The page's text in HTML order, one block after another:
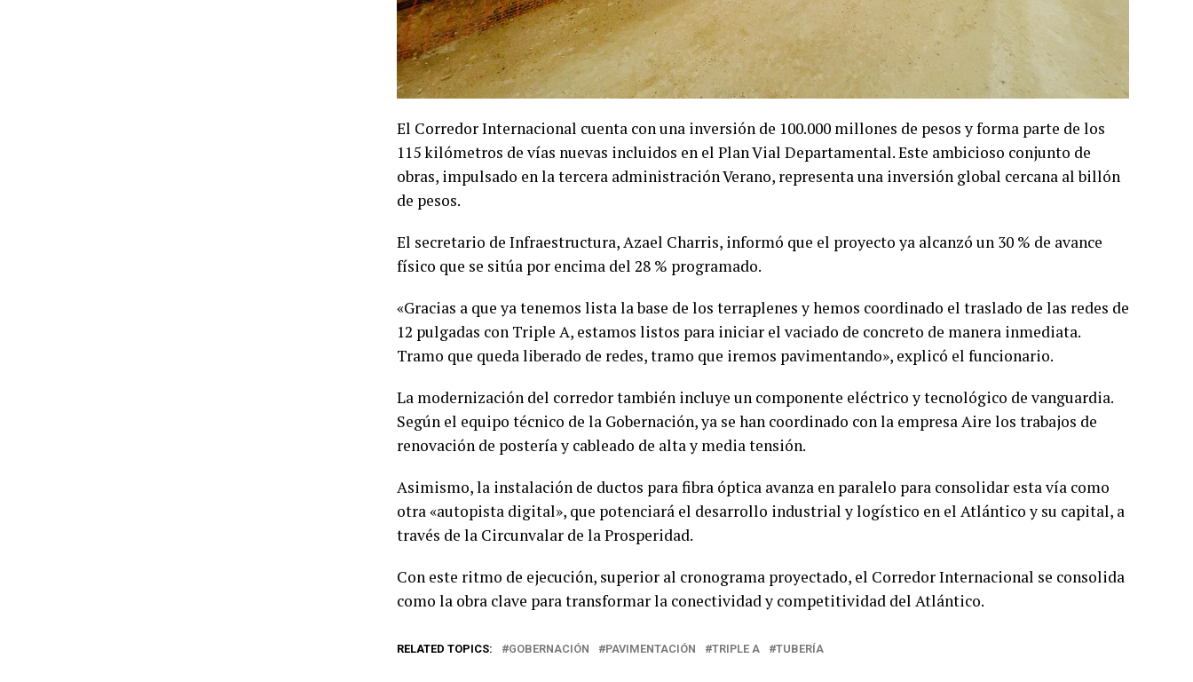
El Corredor Internacional cuenta con una inversión de 100.000 millones de pesos y forma parte de los
115 kilómetros de vías nuevas incluidos en el Plan Vial Departamental. Este ambicioso conjunto de
obras, impulsado en la tercera administración Verano, representa una inversión global cercana al billón
de pesos.
El secretario de Infraestructura, Azael Charris, informó que el proyecto ya alcanzó un 30 % de avance
físico que se sitúa por encima del 28 % programado.
«Gracias a que ya tenemos lista la base de los terraplenes y hemos coordinado el traslado de las redes de
12 pulgadas con Triple A, estamos listos para iniciar el vaciado de concreto de manera inmediata.
Tramo que queda liberado de redes, tramo que iremos pavimentando», explicó el funcionario.
La modernización del corredor también incluye un componente eléctrico y tecnológico de vanguardia.
Según el equipo técnico de la Gobernación, ya se han coordinado con la empresa Aire los trabajos de
renovación de postería y cableado de alta y media tensión.
Asimismo, la instalación de ductos para fibra óptica avanza en paralelo para consolidar esta vía como
otra «autopista digital», que potenciará el desarrollo industrial y logístico en el Atlántico y su capital, a
través de la Circunvalar de la Prosperidad.
Con este ritmo de ejecución, superior al cronograma proyectado, el Corredor Internacional se consolida
como la obra clave para transformar la conectividad y competitividad del Atlántico.
RELATED TOPICS: GOBERNACIÓN PAVIMENTACIÓN TRIPLE A TUBERÍA